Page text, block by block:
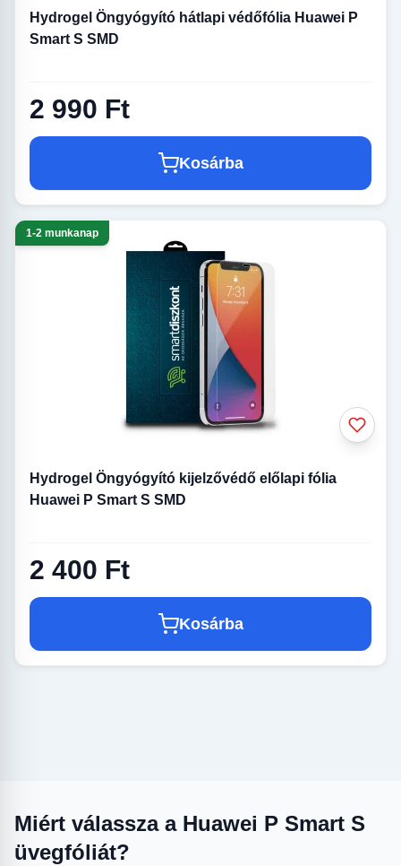
Hydrogel Öngyógyító hátlapi védőfólia Huawei P
Smart S SMD
2 990 Ft
Kosárba
1-2 munkanap
Hydrogel Öngyógyító kijelzővédő előlapi fólia
Huawei P Smart S SMD
2 400 Ft
Kosárba
Miért válassza a Huawei P Smart S
üvegfóliát?